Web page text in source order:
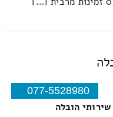
077-5528980
הובלה